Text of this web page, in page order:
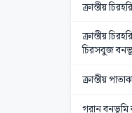
ক্রান্তীয়
ক্রান্তীয়
চিরসবুজ
ক্রান্তীয়
গরান বনভূমি